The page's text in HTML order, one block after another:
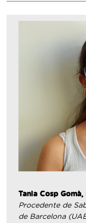
Tania Cosp
Procedente de
de Barcelona